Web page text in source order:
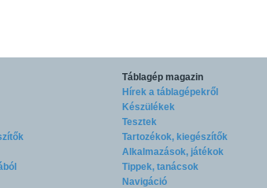
Táblagép magazin
Hírek a táblagépekről
Készülékek
Tesztek
Tartozékok, kiegészítők
Alkalmazások, játékok
Tippek, tanácsok
Navigáció